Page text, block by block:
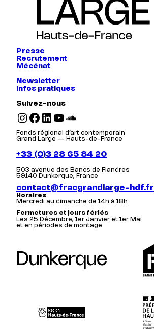
Presse
Recrutement
Mécénat
Newsletter
Infos pratiques
Suivez-nous
Instagram Facebook LinkedIn YouTube SoundCloud
Fonds régional d’art contemporain
Grand Large — Hauts-de-France
+33 (0)3 28 65 84 20
503 avenue des Bancs de Flandres
59140 Dunkerque, France
contact@fracgrandlarge-hdf.fr
Horaires
Mercredi au dimanche de 14h à 18h
Fermetures et jours fériés
Les 25 Décembre, 1er Janvier et 1er Mai
et en périodes de montage
Dunkerque